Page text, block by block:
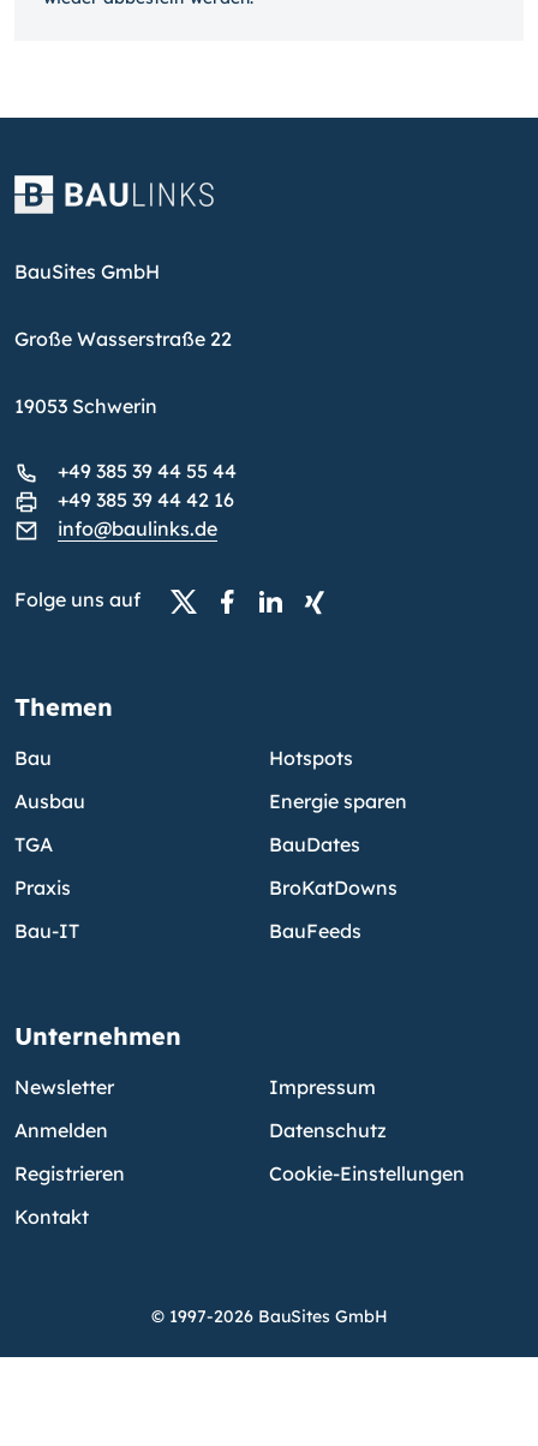
BauSites GmbH
Große Wasserstraße 22
19053 Schwerin
+49 385 39 44 55 44
+49 385 39 44 42 16
info@baulinks.de
Folge uns auf
Themen
Bau
Ausbau
TGA
Praxis
Bau-IT
Hotspots
Energie sparen
BauDates
BroKatDowns
BauFeeds
Unternehmen
Newsletter
Anmelden
Registrieren
Kontakt
Impressum
Datenschutz
Cookie-Einstellungen
© 1997-2026 BauSites GmbH